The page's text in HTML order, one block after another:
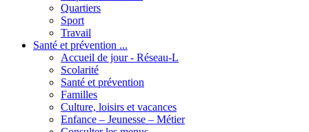
Quartiers
Sport
Travail
Santé et prévention ...
Accueil de jour - Réseau-L
Scolarité
Santé et prévention
Familles
Culture, loisirs et vacances
Enfance – Jeunesse – Métier